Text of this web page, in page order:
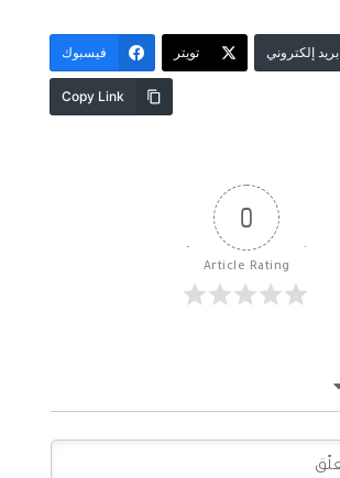
فيسبوك تويتر بريد إلكتروني
Copy Link
0
Article Rating